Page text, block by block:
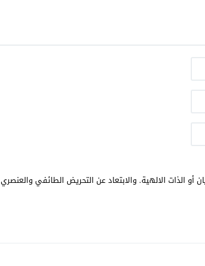
أو الذات الالهية. والابتعاد عن التحريض الطائفي والعنصري